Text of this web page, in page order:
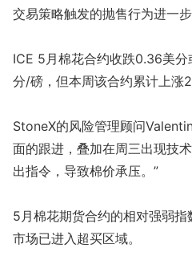
交易策略触发的抛售行为进一步
ICE 5月棉花合约收跌0.36美
分/磅，但本周该合约累计上涨
StoneX的风险管理顾问
面的跟进，叠加在周三出现技
出指令，导致棉价承压。”
5月棉花期货合约的相对强弱
市场已进入超买区域。